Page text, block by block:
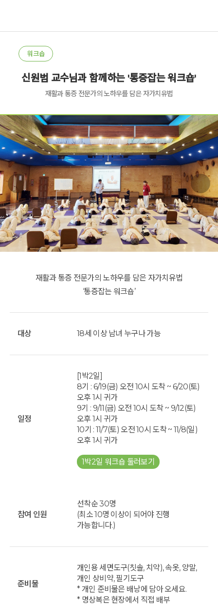
워크숍
신원범 교수님과 함께하는 '통증잡는 워크숍'
재활과 통증 전문가의 노하우를 담은 자가치유법
재활과 통증 전문가의 노하우를 담은 자가치유법
‘통증잡는 워크숍’
대상 18세 이상 남녀 누구나 가능
일정
[1박2일]
8기 : 6/19(금) 오전 10시 도착 ~ 6/20(토)
오후 1시 귀가
9기 : 9/11(금) 오전 10시 도착 ~ 9/12(토)
오후 1시 귀가
10기 : 11/7(토) 오전 10시 도착 ~ 11/8(일)
오후 1시 귀가
1박2일 워크숍 둘러보기
참여 인원
선착순 30명
(최소 10명 이상이 되어야 진행
가능합니다.)
준비물
개인용 세면도구(칫솔, 치약), 속옷, 양말,
개인 상비약, 필기도구
* 개인 준비물은 배낭에 담아 오세요.
* 명상복은 현장에서 직접 배부